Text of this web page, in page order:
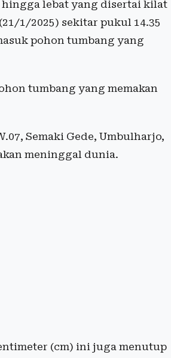
lebat yang disertai kilat
1/2025) sekitar pukul 14.35
pohon tumbang yang
tumbang yang memakan
Semaki Gede, Umbulharjo,
meninggal dunia.
(cm) ini juga menutup